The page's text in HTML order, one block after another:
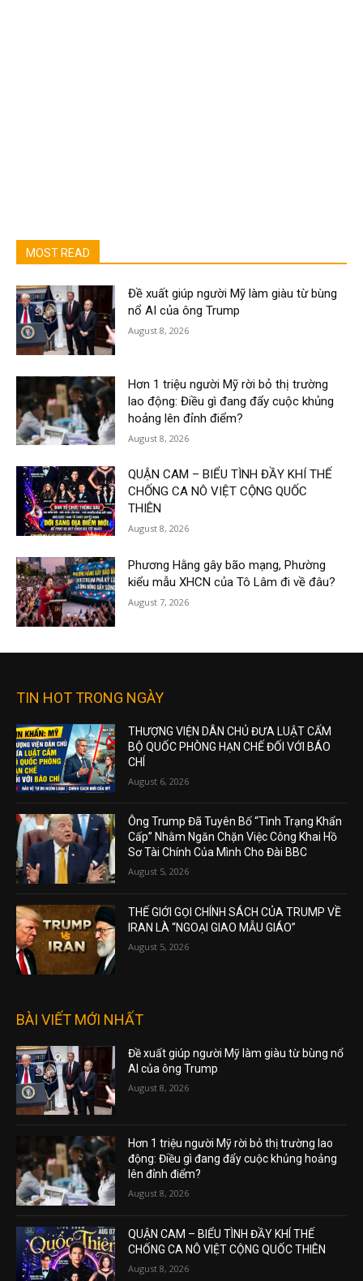
MOST READ
Đề xuất giúp người Mỹ làm giàu từ bùng
nổ AI của ông Trump
August 8, 2026
Hơn 1 triệu người Mỹ rời bỏ thị trường
lao động: Điều gì đang đẩy cuộc khủng
hoảng lên đỉnh điểm?
August 8, 2026
QUẬN CAM – BIỂU TÌNH ĐẦY KHÍ THẾ
CHỐNG CA NÔ VIỆT CỘNG QUỐC
THIÊN
August 8, 2026
Phương Hằng gây bão mạng, Phường
kiểu mẫu XHCN của Tô Lâm đi về đâu?
August 7, 2026
TIN HOT TRONG NGÀY
THƯỢNG VIỆN DÂN CHỦ ĐƯA LUẬT CẤM
BỘ QUỐC PHÒNG HẠN CHẾ ĐỐI VỚI BÁO
CHÍ
August 6, 2026
Ông Trump Đã Tuyên Bố “Tình Trạng Khẩn
Cấp” Nhằm Ngăn Chặn Việc Công Khai Hồ
Sơ Tài Chính Của Mình Cho Đài BBC
August 5, 2026
THẾ GIỚI GỌI CHÍNH SÁCH CỦA TRUMP VỀ
IRAN LÀ “NGOẠI GIAO MẪU GIÁO”
August 5, 2026
BÀI VIẾT MỚI NHẤT
Đề xuất giúp người Mỹ làm giàu từ bùng nổ
AI của ông Trump
August 8, 2026
Hơn 1 triệu người Mỹ rời bỏ thị trường lao
động: Điều gì đang đẩy cuộc khủng hoảng
lên đỉnh điểm?
August 8, 2026
QUẬN CAM – BIỂU TÌNH ĐẦY KHÍ THẾ
CHỐNG CA NÔ VIỆT CỘNG QUỐC THIÊN
August 8, 2026